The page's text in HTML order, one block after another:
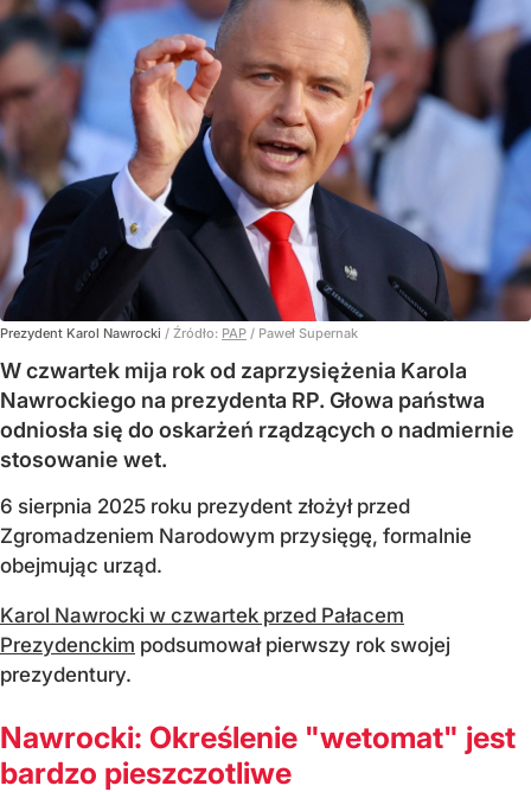
Prezydent Karol Nawrocki / Źródło: PAP / Paweł Supernak
W czwartek mija rok od zaprzysiężenia Karola
Nawrockiego na prezydenta RP. Głowa państwa
odniosła się do oskarżeń rządzących o nadmiernie
stosowanie wet.
6 sierpnia 2025 roku prezydent złożył przed
Zgromadzeniem Narodowym przysięgę, formalnie
obejmując urząd.
Karol Nawrocki w czwartek przed Pałacem
Prezydenckim podsumował pierwszy rok swojej
prezydentury.
Nawrocki: Określenie "wetomat" jest
bardzo pieszczotliwe